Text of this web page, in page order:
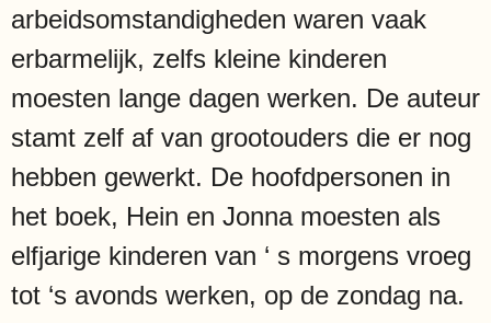
arbeidsomstandigheden waren vaak
erbarmelijk, zelfs kleine kinderen
moesten lange dagen werken. De auteur
stamt zelf af van grootouders die er nog
hebben gewerkt. De hoofdpersonen in
het boek, Hein en Jonna moesten als
elfjarige kinderen van ‘ s morgens vroeg
tot ‘s avonds werken, op de zondag na.